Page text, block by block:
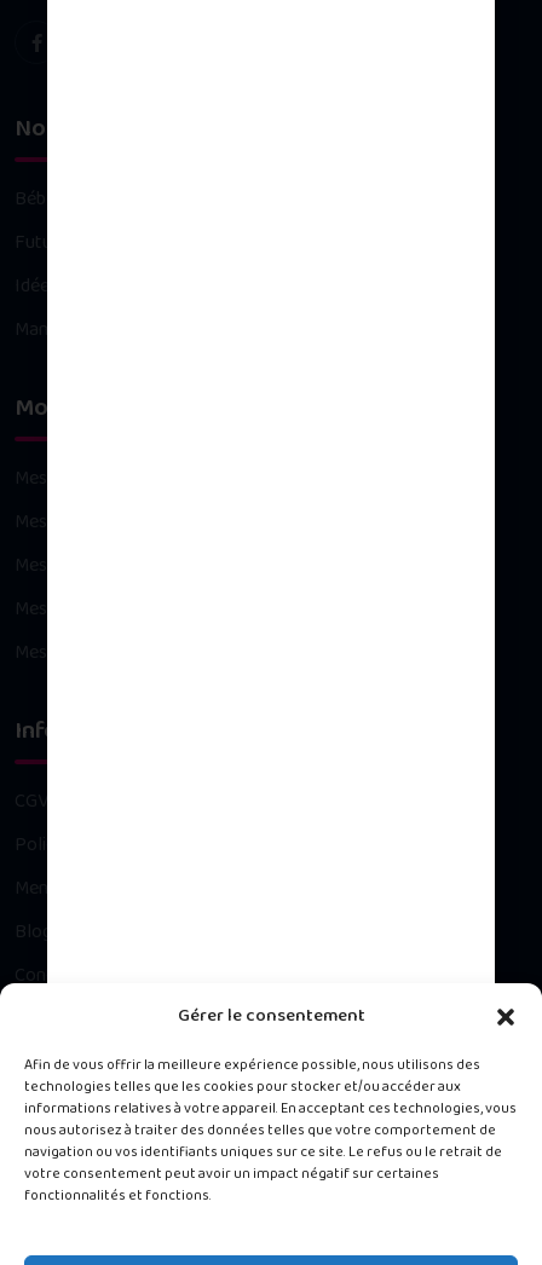
Gérer le consentement
Afin de vous offrir la meilleure expérience possible, nous utilisons des
technologies telles que les cookies pour stocker et/ou accéder aux
informations relatives à votre appareil. En acceptant ces technologies, vous
nous autorisez à traiter des données telles que votre comportement de
navigation ou vos identifiants uniques sur ce site. Le refus ou le retrait de
votre consentement peut avoir un impact négatif sur certaines
fonctionnalités et fonctions.
Nos univers
Bébé
Future maman
Idées cadeaux
Maman
Mon compte
Mes commandes
Mes avoirs
Mes adresses
Mes informations personnelles
Mes bons de réduction
Infos légales
CGV
Politique de confidentialité
Mentions légales
Blog
Contact
Besoin d’un conseil ?
Contacter notre Service Client du lundi au vendredi, 9h à 16h.
488 rue de la Chapelle, Jarry 97122 Baie-Mahault